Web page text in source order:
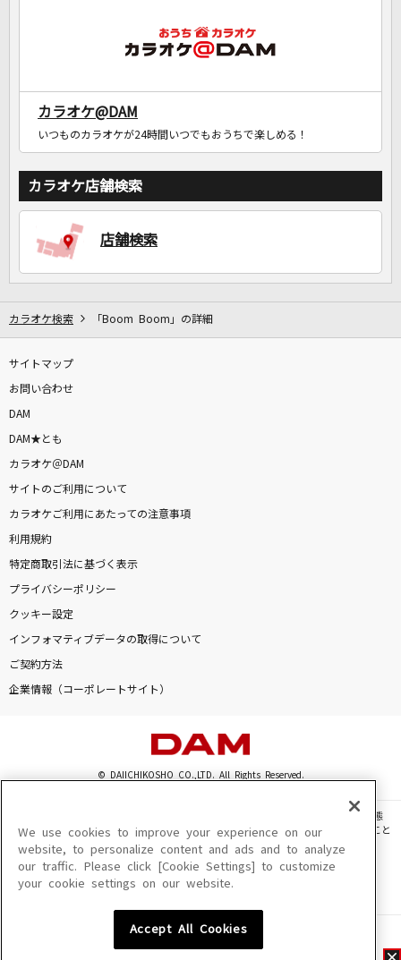
カラオケ@DAM
いつものカラオケが24時間いつでもおうちで楽しめる！
カラオケ店舗検索
店舗検索
カラオケ検索 「Boom Boom」の詳細
サイトマップ
お問い合わせ
DAM
DAM★とも
カラオケ＠DAM
サイトのご利用について
カラオケご利用にあたっての注意事項
利用規約
特定商取引法に基づく表示
プライバシーポリシー
クッキー設定
インフォマティブデータの取得について
ご契約方法
企業情報（コーポレートサイト）
© DAIICHIKOSHO CO.,LTD. All Rights Reserved.
このサイトに掲載されている一切の文章・画像・写真・動画・音声等を、手段や形態
を問わず、著作権法の定める範囲を超えて無断で複製、転載、ファイル化などすること
を禁じます。
楽曲及びコンテンツは、機種によりご利用いただけない場合があります。
楽曲及びコンテンツの配信日、配信内容が変更になる場合があります。
We use cookies to improve your experience on our
website, to personalize content and ads and to analyze
our traffic. Please click [Cookie Settings] to customize
your cookie settings on our website.
Accept All Cookies